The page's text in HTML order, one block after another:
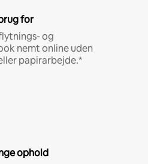
for
og
nemt online uden
papirarbejde.*
ophold